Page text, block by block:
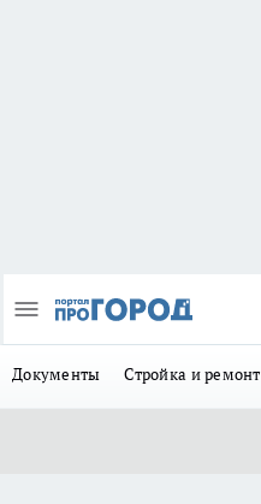
Документы Стройка и ремонт